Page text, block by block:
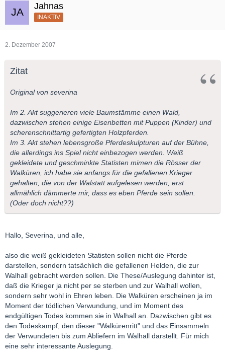
Jahnas
INAKTIV
2. Dezember 2007
Zitat
Original von severina
Im 2. Akt suggerieren viele Baumstämme einen Wald,
dazwischen stehen einige Eisenbetten mit Puppen (Kinder) und
scherenschnittartig gefertigten Holzpferden.
Im 3. Akt stehen lebensgroße Pferdeskulpturen auf der Bühne,
die allerdings ins Spiel nicht einbezogen werden. Weiß
gekleidete und geschminkte Statisten mimen die Rösser der
Walküren, ich habe sie anfangs für die gefallenen Krieger
gehalten, die von der Walstatt aufgelesen werden, erst
allmählich dämmerte mir, dass es eben Pferde sein sollen.
(Oder doch nicht??)
Hallo, Severina, und alle,
also die weiß gekleideten Statisten sollen nicht die Pferde
darstellen, sondern tatsächlich die gefallenen Helden, die zur
Walhall gebracht werden sollen. Die These/Auslegung dahinter ist,
daß die Krieger ja nicht per se sterben und zur Walhall wollen,
sondern sehr wohl in Ehren leben. Die Walküren erscheinen ja im
Moment der tödlichen Verwundung, und im Moment des
endgültigen Todes kommen sie in Walhall an. Dazwischen gibt es
den Todeskampf, den dieser "Walkürenritt" und das Einsammeln
der Verwundeten bis zum Abliefern im Walhall darstellt. Für mich
eine sehr interessante Auslegung.